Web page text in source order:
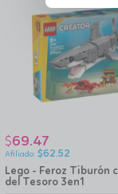
Lego - Feroz Tiburón
del Tesoro 3en1
$69.47
$62.52